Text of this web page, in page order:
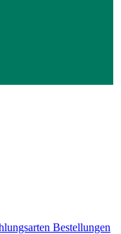
Bestellungen